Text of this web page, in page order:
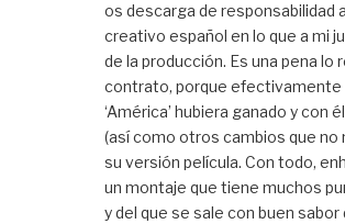
os descarga de responsabilidad
creativo español en lo que a mi
de la producción. Es una pena lo
contrato, porque efectivamente
‘América’ hubiera ganado y con
(así como otros cambios que no
su versión película. Con todo,
un montaje que tiene muchos
y del que se sale con buen sabor